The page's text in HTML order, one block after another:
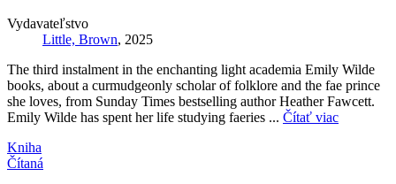
Vydavateľstvo
Little, Brown, 2025
The third instalment in the enchanting light academia Emily Wilde
books, about a curmudgeonly scholar of folklore and the fae prince
she loves, from Sunday Times bestselling author Heather Fawcett.
Emily Wilde has spent her life studying faeries ... Čítať viac
Kniha
Čítaná